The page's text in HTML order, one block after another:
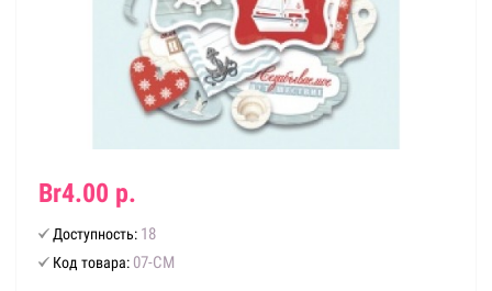
Br4.00 р.
Доступность: 18
Код товара: 07-СМ